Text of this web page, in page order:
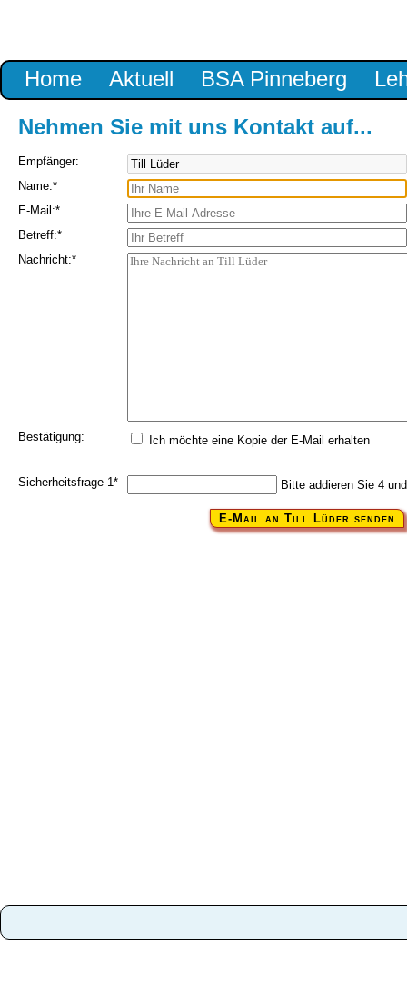
Navigation
überspringen
Home Aktuell BSA Pinneberg
Nehmen Sie mit uns Kontakt auf...
Empfänger:
Pflichtfeld
Name:*
Pflichtfeld
E-Mail:*
Pflichtfeld
Betreff:*
Pflichtfeld
Nachricht:*
Bestätigung: Ich möchte eine Kopie der E-Mail erhalten
Pflichtfeld
Sicherheitsfrage 1* Bitte addieren Sie 4